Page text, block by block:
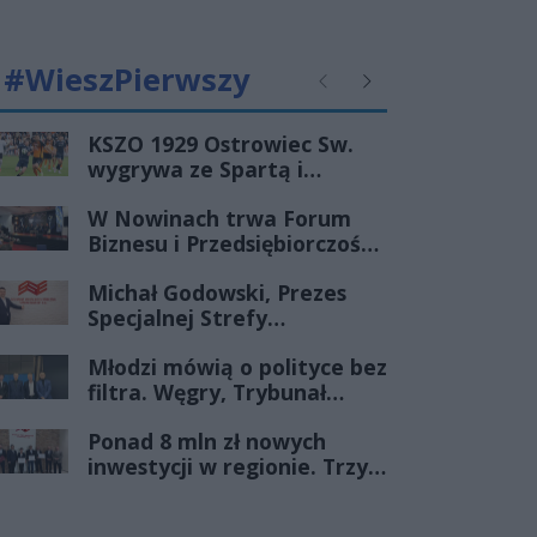
#WieszPierwszy PoprzednieNastępne
KSZO 1929 Ostrowiec Sw.
wygrywa ze Spartą i
barażach o 2 ligę
W Nowinach trwa Forum
Biznesu i Przedsiębiorczości-
Michał Godowski, Prezes
Specjalnej Strefy
„Starachowice”, gościem
Porannej Rozmowy Radia
Młodzi mówią o polityce bez
filtra. Węgry, Trybunał
młode pokolenie naprawdę
zmienia zasady gry
Ponad 8 mln zł nowych
inwestycji w regionie. Trzy